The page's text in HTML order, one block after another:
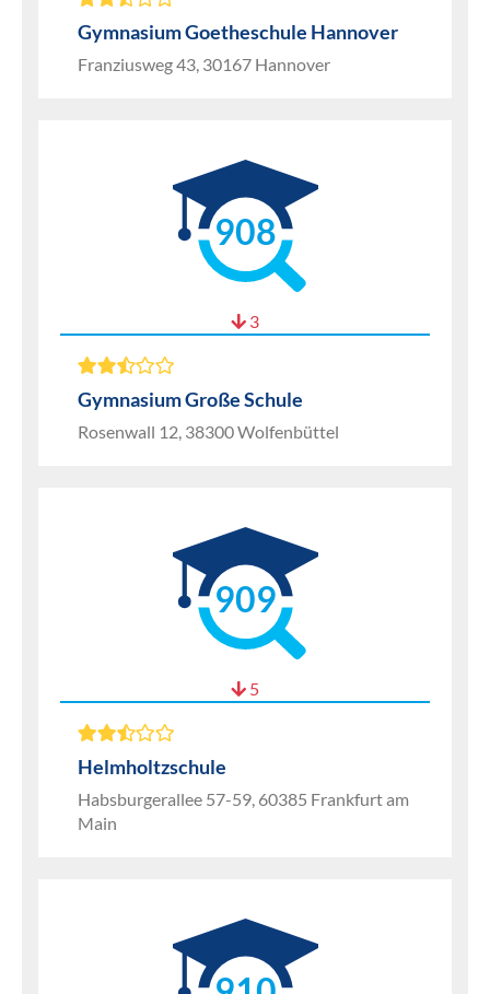
Gymnasium Goetheschule Hannover
Franziusweg 43, 30167 Hannover
908
3
Gymnasium Große Schule
Rosenwall 12, 38300 Wolfenbüttel
909
5
Helmholtzschule
Habsburgerallee 57-59, 60385 Frankfurt am
Main